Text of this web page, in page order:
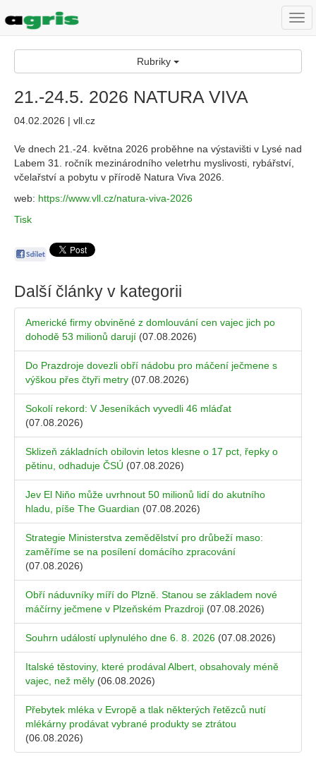
Rubriky
21.-24.5. 2026 NATURA VIVA
04.02.2026 | vll.cz
Ve dnech 21.-24. května 2026 proběhne na výstavišti v Lysé nad
Labem 31. ročník mezinárodního veletrhu myslivosti, rybářství,
včelařství a pobytu v přírodě Natura Viva 2026.
web: https://www.vll.cz/natura-viva-2026
Tisk
Další články v kategorii
Americké firmy obviněné z domlouvání cen vajec jich po
dohodě 53 milionů darují (07.08.2026)
Do Prazdroje dovezli obří nádobu pro máčení ječmene s
výškou přes čtyři metry (07.08.2026)
Sokolí rekord: V Jeseníkách vyvedli 46 mláďat
(07.08.2026)
Sklizeň základních obilovin letos klesne o 17 pct, řepky o
pětinu, odhaduje ČSÚ (07.08.2026)
Jev El Niňo může uvrhnout 50 milionů lidí do akutního
hladu, píše The Guardian (07.08.2026)
Strategie Ministerstva zemědělství pro drůbeží maso:
zaměříme se na posílení domácího zpracování
(07.08.2026)
Obří náduvníky míří do Plzně. Stanou se základem nové
máčírny ječmene v Plzeňském Prazdroji (07.08.2026)
Souhrn událostí uplynulého dne 6. 8. 2026 (07.08.2026)
Italské těstoviny, které prodával Albert, obsahovaly méně
vajec, než měly (06.08.2026)
Přebytek mléka v Evropě a tlak některých řetězců nutí
mlékárny prodávat vybrané produkty se ztrátou
(06.08.2026)